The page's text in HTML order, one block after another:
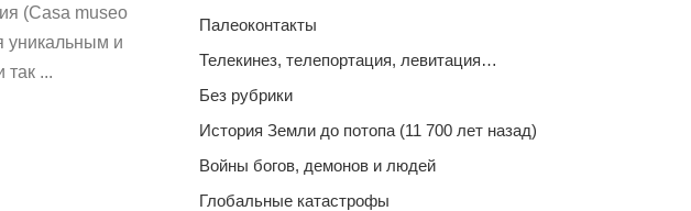
(Casa museo
уникальным и
...
Палеоконтакты
Телекинез, телепортация, левитация…
Без рубрики
История Земли до потопа (11 700 лет назад)
Войны богов, демонов и людей
Глобальные катастрофы